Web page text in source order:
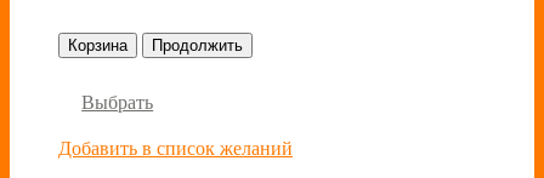
Корзина Продолжить
Выбрать
Добавить в список желаний